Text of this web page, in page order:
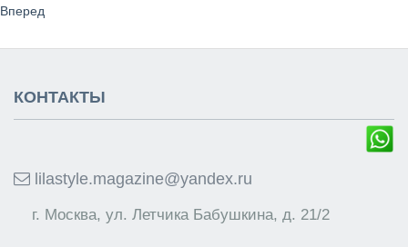
Вперед
КОНТАКТЫ
lilastyle.magazine@yandex.ru
г. Москва, ул. Летчика Бабушкина, д. 21/2